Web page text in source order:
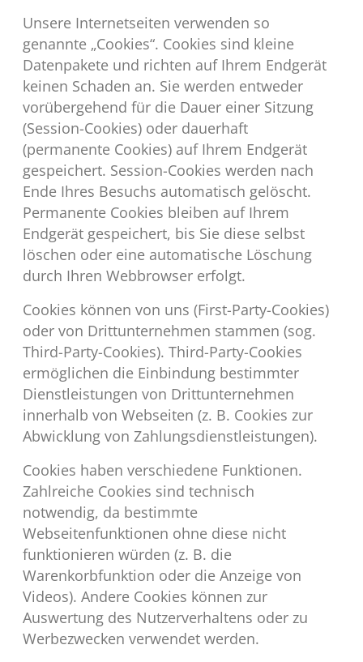
Unsere Internetseiten verwenden so
genannte „Cookies“. Cookies sind kleine
Datenpakete und richten auf Ihrem Endgerät
keinen Schaden an. Sie werden entweder
vorübergehend für die Dauer einer Sitzung
(Session-Cookies) oder dauerhaft
(permanente Cookies) auf Ihrem Endgerät
gespeichert. Session-Cookies werden nach
Ende Ihres Besuchs automatisch gelöscht.
Permanente Cookies bleiben auf Ihrem
Endgerät gespeichert, bis Sie diese selbst
löschen oder eine automatische Löschung
durch Ihren Webbrowser erfolgt.
Cookies können von uns (First-Party-Cookies)
oder von Drittunternehmen stammen (sog.
Third-Party-Cookies). Third-Party-Cookies
ermöglichen die Einbindung bestimmter
Dienstleistungen von Drittunternehmen
innerhalb von Webseiten (z. B. Cookies zur
Abwicklung von Zahlungsdienstleistungen).
Cookies haben verschiedene Funktionen.
Zahlreiche Cookies sind technisch
notwendig, da bestimmte
Webseitenfunktionen ohne diese nicht
funktionieren würden (z. B. die
Warenkorbfunktion oder die Anzeige von
Videos). Andere Cookies können zur
Auswertung des Nutzerverhaltens oder zu
Werbezwecken verwendet werden.